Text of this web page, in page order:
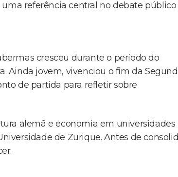
referência central no debate público
cresceu durante o período do
Ainda jovem, vivenciou o fim da
de partida para refletir sobre
alemã e economia em universidades
de Zurique. Antes de